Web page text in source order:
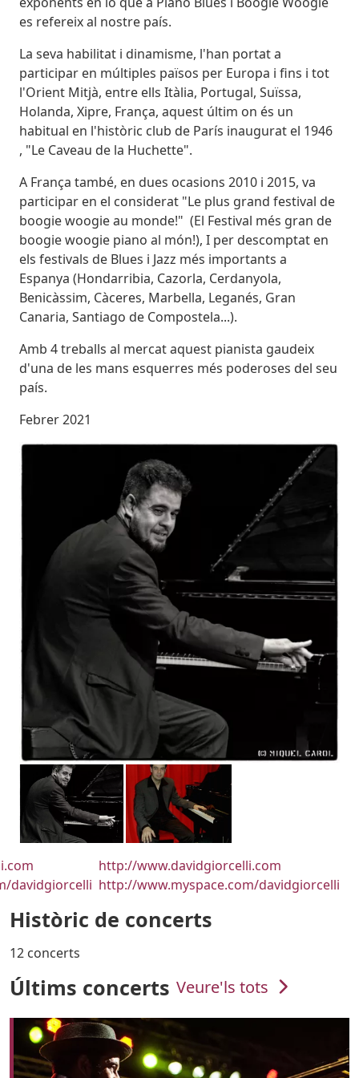
es refereix al nostre país.
La seva habilitat i dinamisme, l'han portat a
participar en múltiples països per Europa i fins i tot
l'Orient Mitjà, entre ells Itàlia, Portugal, Suïssa,
Holanda, Xipre, França, aquest últim on és un
habitual en l'històric club de París inaugurat el 1946
, "Le Caveau de la Huchette".
A França també, en dues ocasions 2010 i 2015, va
participar en el considerat "Le plus grand festival de
boogie woogie au monde!" (El Festival més gran de
boogie woogie piano al món!), I per descomptat en
els festivals de Blues i Jazz més importants a
Espanya (Hondarribia, Cazorla, Cerdanyola,
Benicàssim, Càceres, Marbella, Leganés, Gran
Canaria, Santiago de Compostela...).
Amb 4 treballs al mercat aquest pianista gaudeix
d'una de les mans esquerres més poderoses del seu
país.
Febrer 2021
Imatges
Imagen
URL
http://www.davidgiorcelli.com
http://www.myspace.com/davidgiorcelli
davidgiorcelli
Històric de concerts
12 concerts
Últims concerts Veure'ls tots